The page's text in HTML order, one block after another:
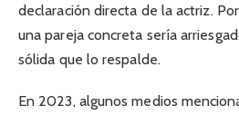
declaración directa de la actriz.
una pareja concreta sería
sólida que lo respalde.
En 2023, algunos medios